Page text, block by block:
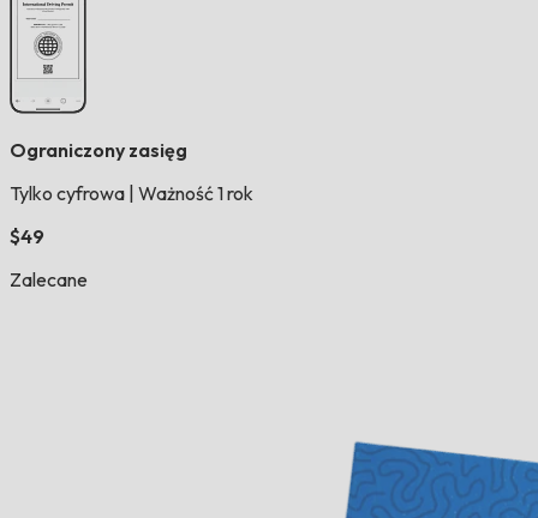
Ograniczony zasięg
Tylko cyfrowa Ważność 1 rok
$49
Zalecane